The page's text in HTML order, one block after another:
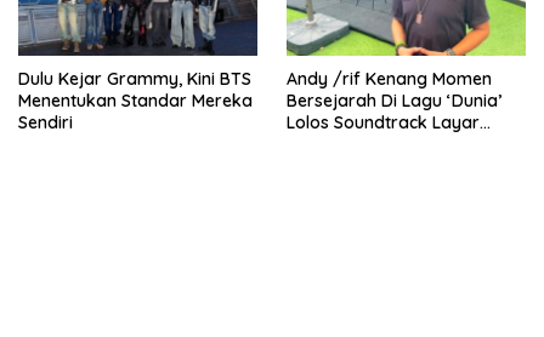
Dulu Kejar Grammy, Kini BTS
Menentukan Standar Mereka
Sendiri
Andy /rif Kenang Momen
Bersejarah Di Lagu ‘Dunia’
Lolos Soundtrack Layar